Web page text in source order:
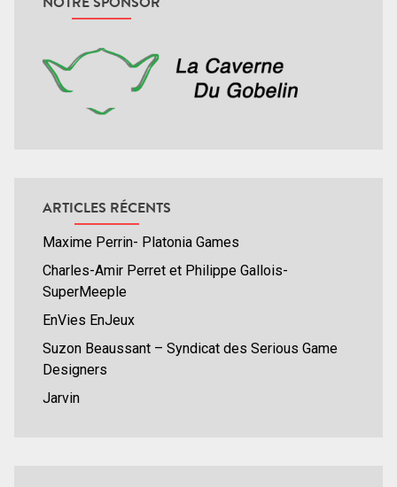
ARTICLES RÉCENTS
Maxime Perrin- Platonia Games
Charles-Amir Perret et Philippe Gallois-
SuperMeeple
EnVies EnJeux
Suzon Beaussant – Syndicat des Serious Game
Designers
Jarvin